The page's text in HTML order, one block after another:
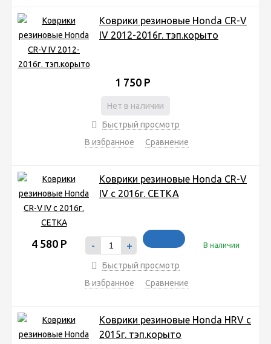
Коврики резиновые Honda CR-V
IV 2012-2016г. тэп.корыто
1 750 Р
Нет в наличии
Быстрый просмотр
В избранное
Сравнение
Коврики резиновые Honda CR-V
IV с 2016г. СЕТКА
4 580 Р - + В наличии
Быстрый просмотр
В избранное
Сравнение
Коврики резиновые Honda HRV с
2015г. тэп.корыто